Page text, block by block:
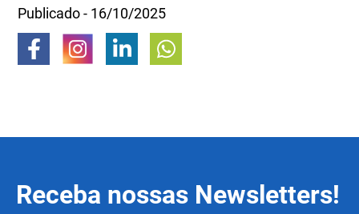
Publicado - 16/10/2025
Receba nossas Newsletters!